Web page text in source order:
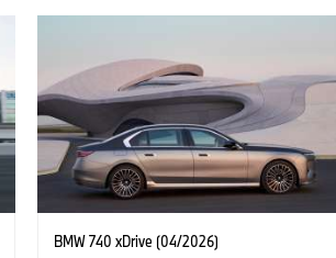
BMW 740 xDrive (04/2026)